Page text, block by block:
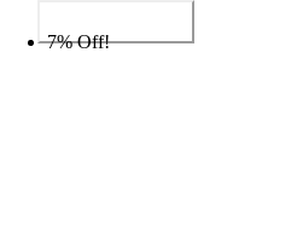
7% Off!